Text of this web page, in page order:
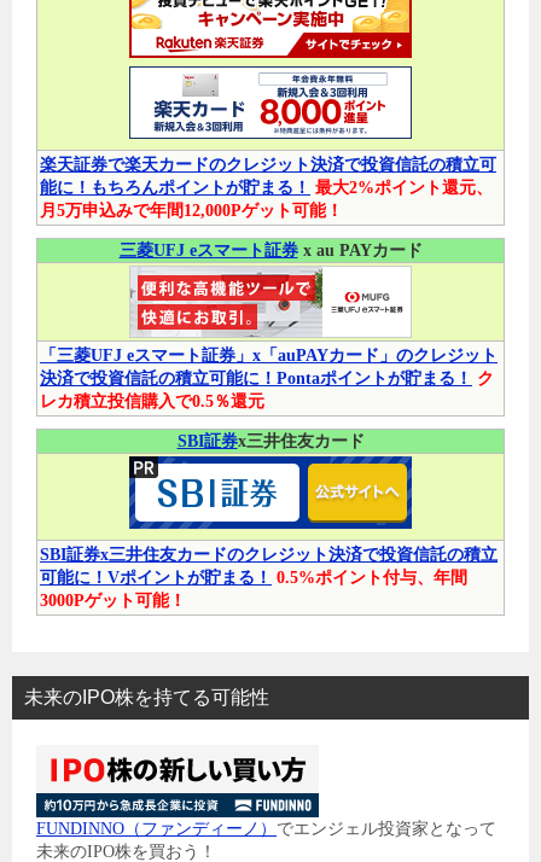
楽天証券で楽天カードのクレジット決済で投資信託の積立可
能に！もちろんポイントが貯まる！ 最大2%ポイント還元、
月5万申込みで年間12,000Pゲット可能！
三菱UFJ eスマート証券x au PAYカード
「三菱UFJ eスマート証券」x「auPAYカード」のクレジット
決済で投資信託の積立可能に！Pontaポイントが貯まる！
ク
レカ積立投信購入で0.5％還元
SBI証券x三井住友カード
SBI証券x三井住友カードのクレジット決済で投資信託の積立
可能に！Vポイントが貯まる！ 0.5%ポイント付与、年間
3000Pゲット可能！
未来のIPO株を持てる可能性
FUNDINNO（ファンディーノ） でエンジェル投資家となって
未来のIPO株を買おう！